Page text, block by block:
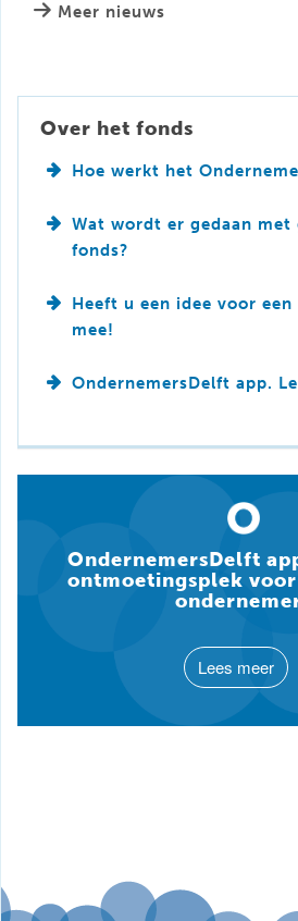
Meer nieuws
Over het fonds
Hoe werkt het
Wat wordt er gedaan
fonds?
Heeft u een idee voor
mee!
OndernemersDelft app.
OndernemersDelft
ontmoetingsplek
Lees meer